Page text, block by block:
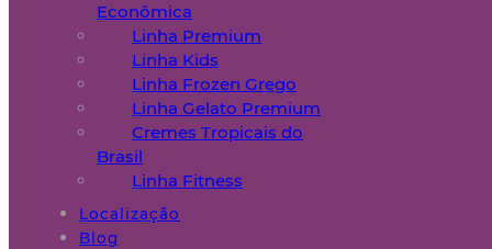
Econômica
Linha Premium
Linha Kids
Linha Frozen Grego
Linha Gelato Premium
Cremes Tropicais do
Brasil
Linha Fitness
Localização
Blog